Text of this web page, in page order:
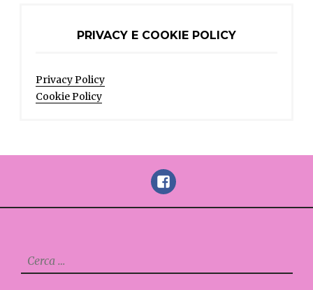
PRIVACY E COOKIE POLICY
Privacy Policy
Cookie Policy
FaceBook
Ricerca
per: